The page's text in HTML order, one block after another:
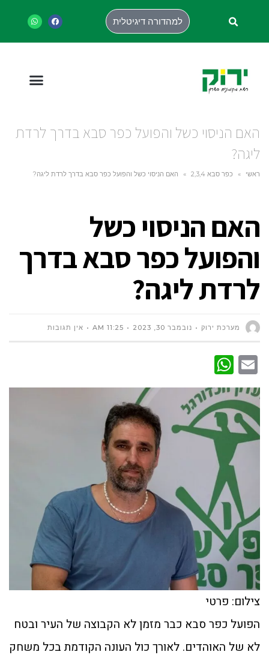
למהדורה דיגיטלית
האם הניסוי כשל והפועל כפר סבא בדרך לרדת
ליגה?
ראשי » כפר סבא 2,3,4 » האם הניסוי כשל והפועל כפר סבא בדרך לרדת ליגה?
האם הניסוי כשל
והפועל כפר סבא בדרך
לרדת ליגה?
מערכת ירוק נובמבר 30, 2023 11:25 AM אין תגובות
Email
צילום: פרטי
הפועל כפר סבא כבר מזמן לא הקבוצה של העיר ובטח
לא של האוהדים. לאורך כול העונה הקודמת בכל משחק